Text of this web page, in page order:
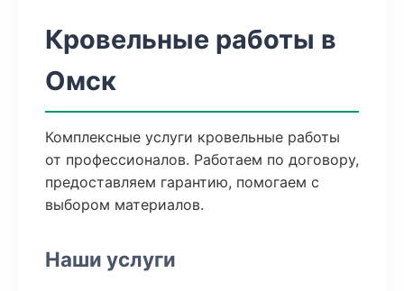
Кровельные работы в
Омск
Комплексные услуги кровельные работы
от профессионалов. Работаем по договору,
предоставляем гарантию, помогаем с
выбором материалов.
Наши услуги